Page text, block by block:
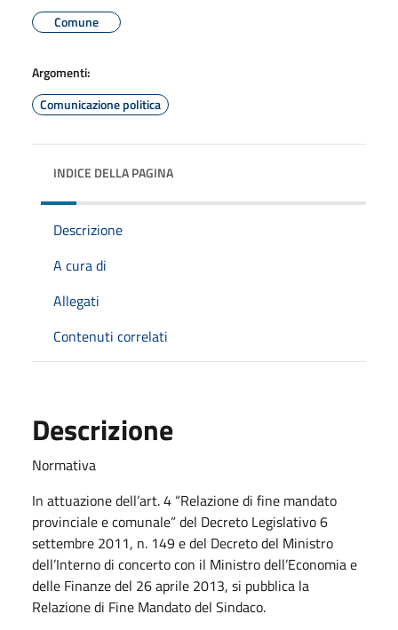
Comune
Argomenti:
Comunicazione politica
INDICE DELLA PAGINA
Descrizione
A cura di
Allegati
Contenuti correlati
Descrizione
Normativa
In attuazione dell’art. 4 “Relazione di fine mandato
provinciale e comunale” del Decreto Legislativo 6
settembre 2011, n. 149 e del Decreto del Ministro
dell’Interno di concerto con il Ministro dell’Economia e
delle Finanze del 26 aprile 2013, si pubblica la
Relazione di Fine Mandato del Sindaco.